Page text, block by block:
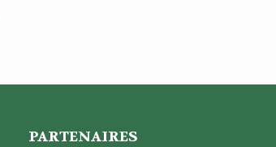
PARTENAIRES